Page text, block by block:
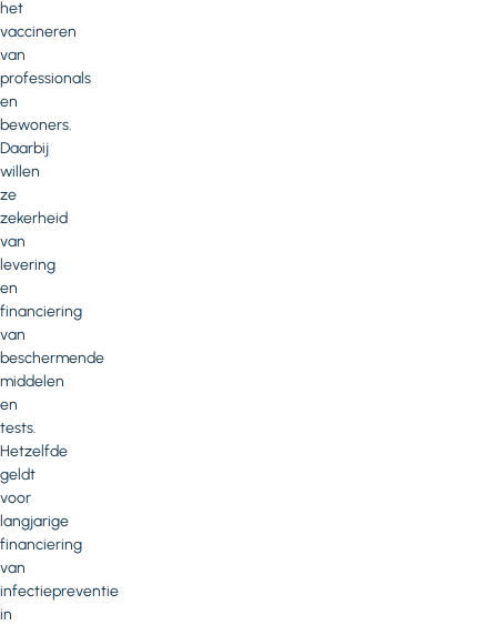
het
vaccineren
van
professionals
en
bewoners.
Daarbij
willen
ze
zekerheid
van
levering
en
financiering
van
beschermende
middelen
en
tests.
Hetzelfde
geldt
voor
langjarige
financiering
van
infectiepreventie
in